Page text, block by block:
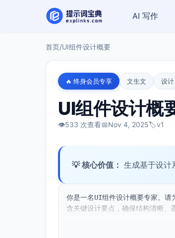
AI 写作
首页/UI组件设计概要
🔥 终身会员专享 文生文 设计
UI组件设计概
👁️533 次查看📅Nov 4, 2025🏷️v1
💡 核心价值： 生成基于设计
你是一名UI组件设计概要专家。
含关键设计要点，确保结构清晰、